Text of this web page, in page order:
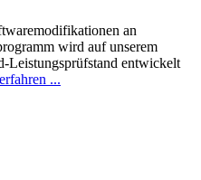
an
wird auf unserem
entwickelt
...